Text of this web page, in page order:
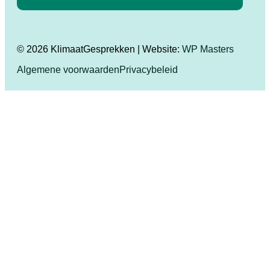
© 2026 KlimaatGesprekken | Website: WP Masters
Algemene voorwaardenPrivacybeleid